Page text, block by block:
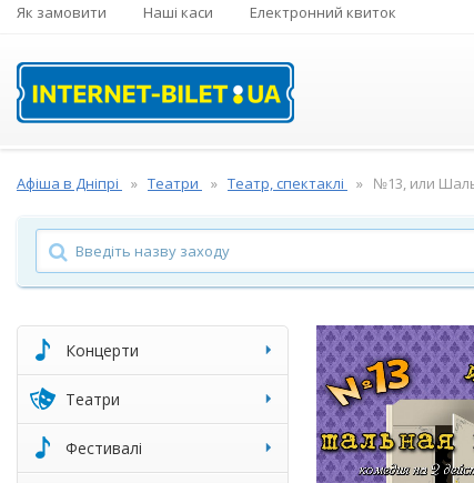
Як замовити Наші каси Електронний квиток
Афіша в Дніпрі Театри Театр, спектаклі №13, или
Концерти
Театри
Фестивалі